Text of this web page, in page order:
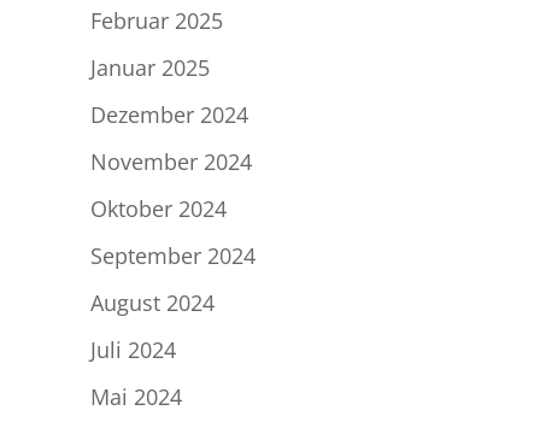
Februar 2025
Januar 2025
Dezember 2024
November 2024
Oktober 2024
September 2024
August 2024
Juli 2024
Mai 2024